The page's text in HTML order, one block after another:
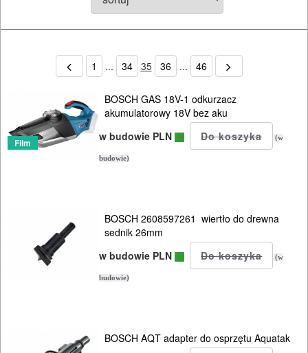
1 ... 34 35 36 ... 46
Film
BOSCH GAS 18V-1 odkurzacz
akumulatorowy 18V bez aku
w budowie PLN
(w
budowie)
BOSCH 2608597261 wiertło do drewna
sednik 26mm
w budowie PLN
(w
budowie)
BOSCH AQT adapter do osprzętu Aquatak